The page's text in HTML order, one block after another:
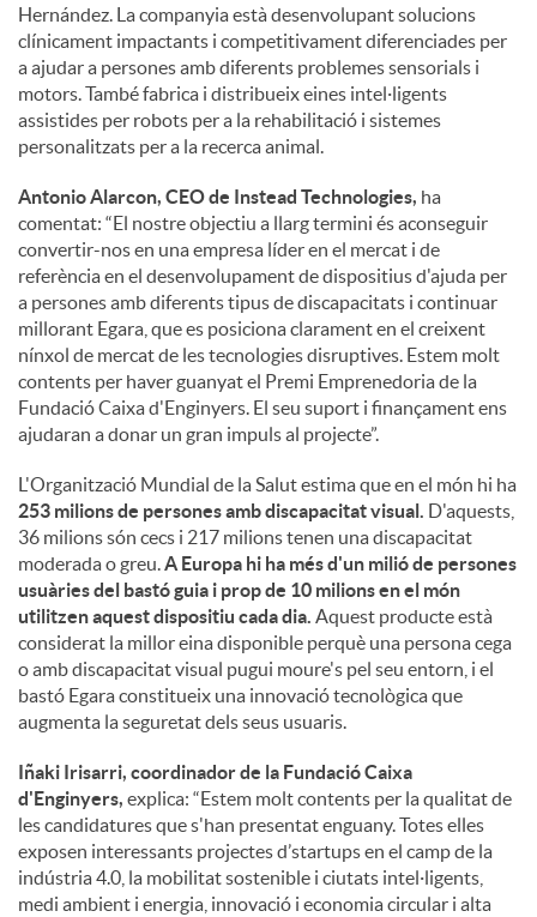
Hernández. La companyia està desenvolupant solucions
clínicament impactants i competitivament diferenciades per
a ajudar a persones amb diferents problemes sensorials i
motors. També fabrica i distribueix eines intel·ligents
assistides per robots per a la rehabilitació i sistemes
personalitzats per a la recerca animal.
Antonio Alarcon, CEO de Instead Technologies, ha
comentat: “El nostre objectiu a llarg termini és aconseguir
convertir-nos en una empresa líder en el mercat i de
referència en el desenvolupament de dispositius d'ajuda per
a persones amb diferents tipus de discapacitats i continuar
millorant Egara, que es posiciona clarament en el creixent
nínxol de mercat de les tecnologies disruptives. Estem molt
contents per haver guanyat el Premi Emprenedoria de la
Fundació Caixa d'Enginyers. El seu suport i finançament ens
ajudaran a donar un gran impuls al projecte”.
L'Organització Mundial de la Salut estima que en el món hi ha
253 milions de persones amb discapacitat visual. D'aquests,
36 milions són cecs i 217 milions tenen una discapacitat
moderada o greu.A Europa hi ha més d'un milió de persones
usuàries del bastó guia i prop de 10 milions en el món
utilitzen aquest dispositiu cada dia. Aquest producte està
considerat la millor eina disponible perquè una persona cega
o amb discapacitat visual pugui moure's pel seu entorn, i el
bastó Egara constitueix una innovació tecnològica que
augmenta la seguretat dels seus usuaris.
Iñaki Irisarri, coordinador de la Fundació Caixa
d'Enginyers, explica: “Estem molt contents per la qualitat de
les candidatures que s'han presentat enguany. Totes elles
exposen interessants projectes d’startups en el camp de la
indústria 4.0, la mobilitat sostenible i ciutats intel·ligents,
medi ambient i energia, innovació i economia circular i alta